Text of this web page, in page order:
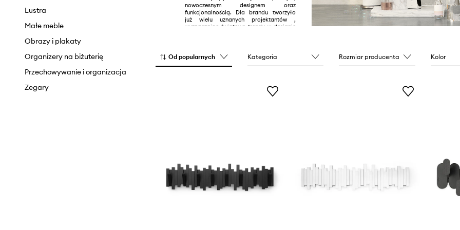
Lustra
Małe meble
Obrazy i plakaty
Organizery na biżuterię
Przechowywanie i organizacja
Zegary
nowoczesnym designem oraz
funkcjonalnością. Dla brandu tworzyło
już wielu uznanych projektantów ,
wyznaczając światowe trendy w designie
Od popularnych Kategoria Rozmiar producenta Kolor